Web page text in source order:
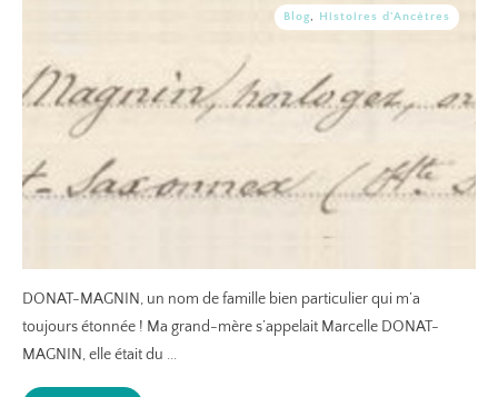
Blog, Histoires d'Ancêtres
DONAT-MAGNIN, un nom de famille bien particulier qui m’a
toujours étonnée ! Ma grand-mère s’appelait Marcelle DONAT-
MAGNIN, elle était du ...